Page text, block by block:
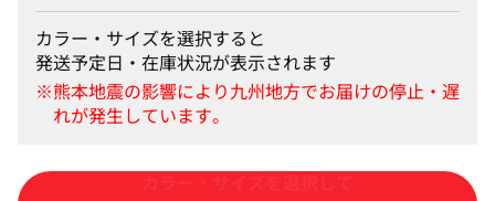
カラー・サイズを選択すると
発送予定日・在庫状況が表示されます